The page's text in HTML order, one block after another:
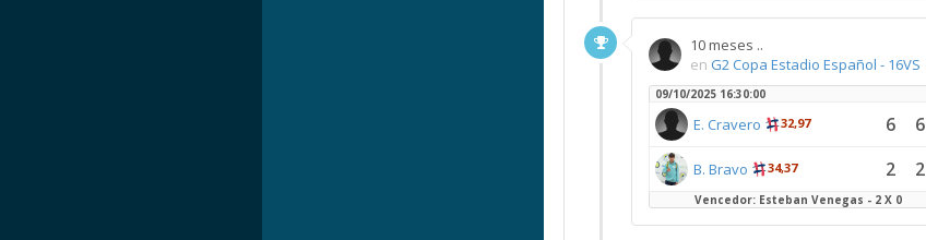
10 meses ..
en G2 Copa Estadio Español - 16VS
09/10/2025 16:30:00
E. Cravero 32,97 6 6
B. Bravo 34,37 2 2
Vencedor: Esteban Venegas - 2 X 0